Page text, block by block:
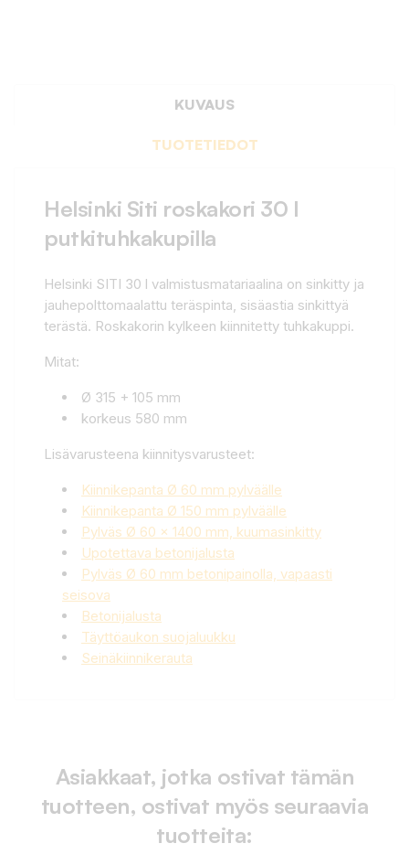
KUVAUS
TUOTETIEDOT
Helsinki Siti roskakori 30 l
putkituhkakupilla
Helsinki SITI 30 l valmistusmatariaalina on sinkitty ja
jauhepolttomaalattu teräspinta, sisäastia sinkittyä
terästä. Roskakorin kylkeen kiinnitetty tuhkakuppi.
Mitat:
Ø 315 + 105 mm
korkeus 580 mm
Lisävarusteena kiinnitysvarusteet:
Kiinnikepanta Ø 60 mm pylväälle
Kiinnikepanta Ø 150 mm pylväälle
Pylväs Ø 60 x 1400 mm, kuumasinkitty
Upotettava betonijalusta
Pylväs Ø 60 mm betonipainolla, vapaasti
seisova
Betonijalusta
Täyttöaukon suojaluukku
Seinäkiinnikerauta
Asiakkaat, jotka ostivat tämän
tuotteen, ostivat myös seuraavia
tuotteita: